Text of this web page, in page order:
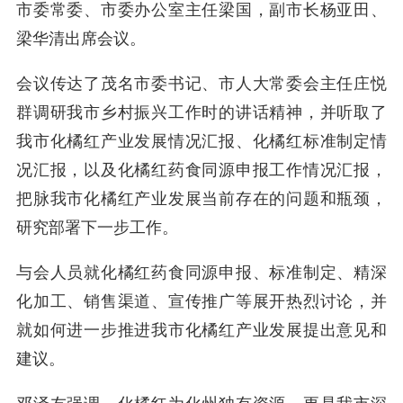
市委常委、市委办公室主任梁国，副市长杨亚田、
梁华清出席会议。
会议传达了茂名市委书记、市人大常委会主任庄悦
群调研我市乡村振兴工作时的讲话精神，并听取了
我市化橘红产业发展情况汇报、化橘红标准制定情
况汇报，以及化橘红药食同源申报工作情况汇报，
把脉我市化橘红产业发展当前存在的问题和瓶颈，
研究部署下一步工作。
与会人员就化橘红药食同源申报、标准制定、精深
化加工、销售渠道、宣传推广等展开热烈讨论，并
就如何进一步推进我市化橘红产业发展提出意见和
建议。